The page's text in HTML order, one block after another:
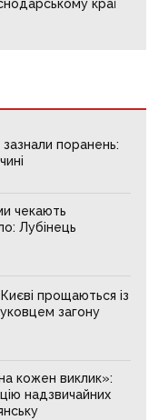
краї
поранень:
чекають
Лубінець
прощаються із
загону
кожен виклик»:
надзвичайних